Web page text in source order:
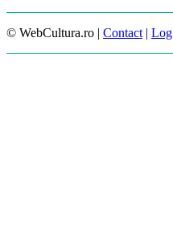
© WebCultura.ro | Contact |